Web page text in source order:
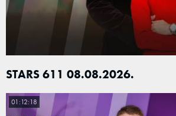
STARS 611 08.08.2026.
01:12:18